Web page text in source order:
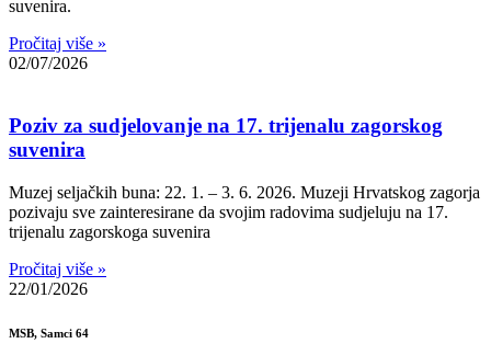
suvenira.
Pročitaj više »
02/07/2026
Poziv za sudjelovanje na 17. trijenalu zagorskog
suvenira
Muzej seljačkih buna: 22. 1. – 3. 6. 2026. Muzeji Hrvatskog zagorja
pozivaju sve zainteresirane da svojim radovima sudjeluju na 17.
trijenalu zagorskoga suvenira
Pročitaj više »
22/01/2026
MSB, Samci 64